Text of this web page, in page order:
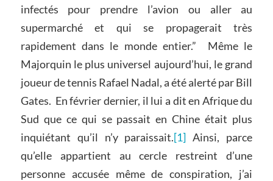
infectés pour prendre l’avion ou aller au
supermarché et qui se propagerait très
rapidement dans le monde entier.” Même le
Majorquin le plus universel aujourd’hui, le grand
joueur de tennis Rafael Nadal, a été alerté par Bill
Gates. En février dernier, il lui a dit en Afrique du
Sud que ce qui se passait en Chine était plus
inquiétant qu’il n’y paraissait.[1] Ainsi, parce
qu’elle appartient au cercle restreint d’une
personne accusée même de conspiration, j’ai